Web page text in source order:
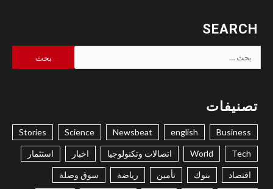
SEARCH
البحث
عن:
تصنيفات
Business
english
Newsbeat
Science
Stories
Tech
World اتصالات وتكنولوجيا اخبار استثمار
اقتصاد بنوك تأمين رياضة سوق وصلة